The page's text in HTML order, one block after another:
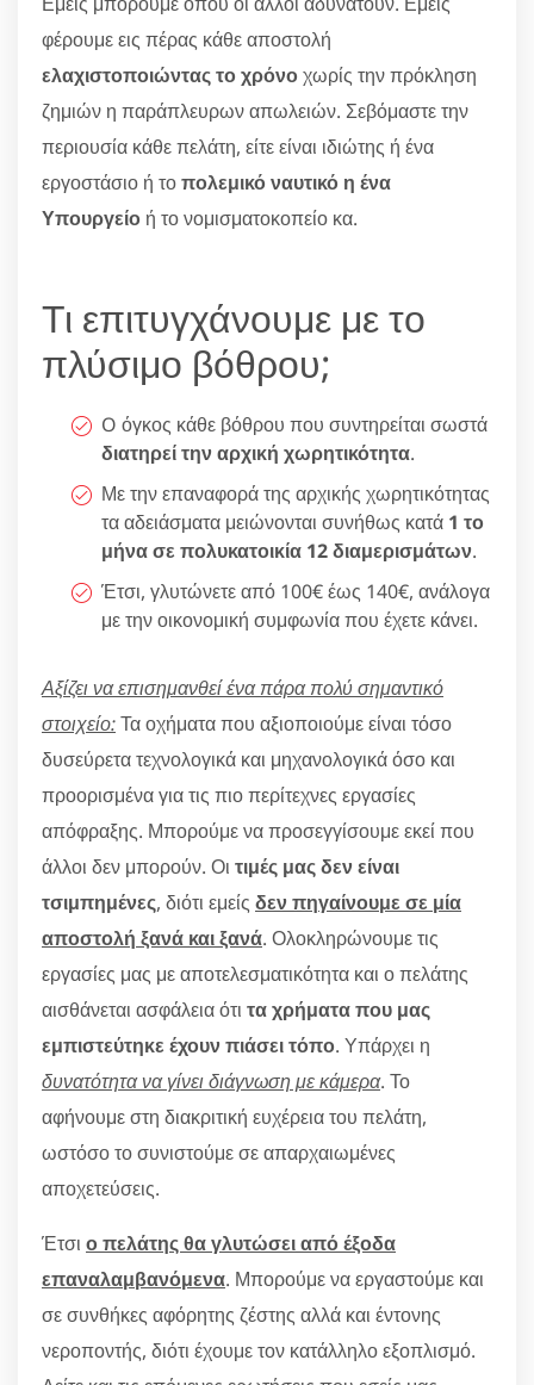
φέρουμε εις πέρας κάθε αποστολή
ελαχιστοποιώντας το χρόνοχωρίς την πρόκληση
ζημιών η παράπλευρων απωλειών. Σεβόμαστε την
περιουσία κάθε πελάτη, είτε είναι ιδιώτης ή ένα
εργοστάσιο ή τοπολεμικό ναυτικό η ένα
Υπουργείο ή το νομισματοκοπείο κα.
Τι επιτυγχάνουμε με το
πλύσιμο βόθρου;
O όγκος κάθε βόθρου που συντηρείται σωστά
διατηρεί την αρχική χωρητικότητα.
Με την επαναφορά της αρχικής χωρητικότητας
τα αδειάσματα μειώνονται συνήθως κατά 1 το
μήνα σε πολυκατοικία 12 διαμερισμάτων.
Έτσι, γλυτώνετε από 100€ έως 140€, ανάλογα
με την οικονομική συμφωνία που έχετε κάνει.
Αξίζει να επισημανθεί ένα πάρα πολύ σημαντικό
στοιχείο:Τα οχήματα που αξιοποιούμε είναι τόσο
δυσεύρετα τεχνολογικά και μηχανολογικά όσο και
προορισμένα για τις πιο περίτεχνες εργασίες
απόφραξης. Μπορούμε να προσεγγίσουμε εκεί που
άλλοι δεν μπορούν. Οι τιμές μας δεν είναι
τσιμπημένες, διότι εμείς δεν πηγαίνουμε σε μία
αποστολή ξανά και ξανά. Ολοκληρώνουμε τις
εργασίες μας με αποτελεσματικότητα και ο πελάτης
αισθάνεται ασφάλεια ότι τα χρήματα που μας
εμπιστεύτηκε έχουν πιάσει τόπο. Υπάρχει η
δυνατότητα να γίνει διάγνωση με κάμερα. Το
αφήνουμε στη διακριτική ευχέρεια του πελάτη,
ωστόσο το συνιστούμε σε απαρχαιωμένες
αποχετεύσεις.
Έτσι ο πελάτης θα γλυτώσει από έξοδα
επαναλαμβανόμενα. Μπορούμε να εργαστούμε και
σε συνθήκες αφόρητης ζέστης αλλά και έντονης
νεροποντής, διότι έχουμε τον κατάλληλο εξοπλισμό.